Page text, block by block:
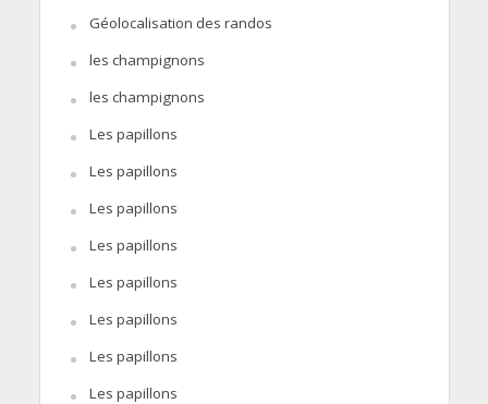
Géolocalisation des randos
les champignons
les champignons
Les papillons
Les papillons
Les papillons
Les papillons
Les papillons
Les papillons
Les papillons
Les papillons